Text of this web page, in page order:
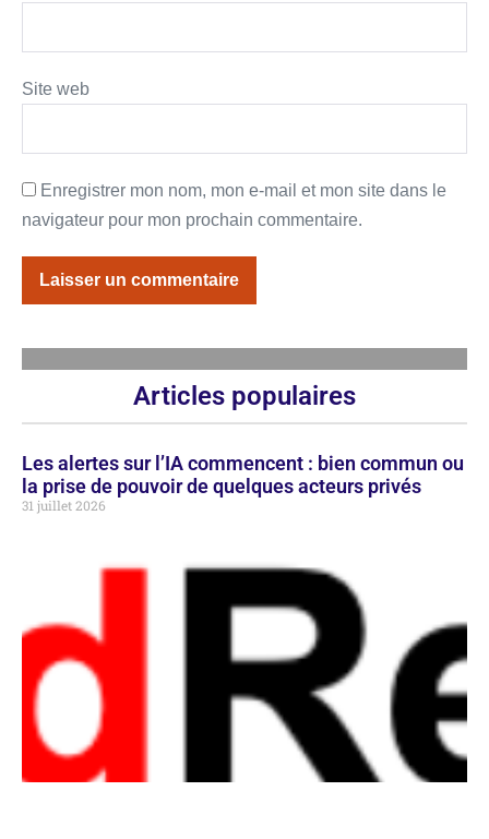
Site web
Enregistrer mon nom, mon e-mail et mon site dans le
navigateur pour mon prochain commentaire.
Articles populaires
Les alertes sur l’IA commencent : bien commun ou
la prise de pouvoir de quelques acteurs privés
31 juillet 2026